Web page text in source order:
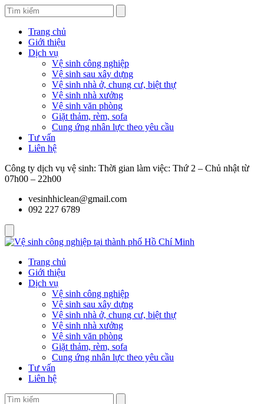
Trang chủ
Giới thiệu
Dịch vụ
Vệ sinh công nghiệp
Vệ sinh sau xây dựng
Vệ sinh nhà ở, chung cư, biệt thự
Vệ sinh nhà xưởng
Vệ sinh văn phòng
Giặt thảm, rèm, sofa
Cung ứng nhân lực theo yêu cầu
Tư vấn
Liên hệ
Công ty dịch vụ vệ sinh: Thời gian làm việc: Thứ 2 – Chủ nhật từ
07h00 – 22h00
vesinhhiclean@gmail.com
092 227 6789
Trang chủ
Giới thiệu
Dịch vụ
Vệ sinh công nghiệp
Vệ sinh sau xây dựng
Vệ sinh nhà ở, chung cư, biệt thự
Vệ sinh nhà xưởng
Vệ sinh văn phòng
Giặt thảm, rèm, sofa
Cung ứng nhân lực theo yêu cầu
Tư vấn
Liên hệ